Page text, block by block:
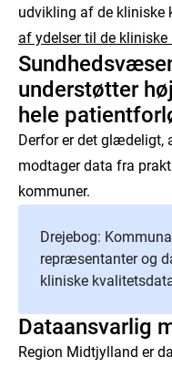
udvikling af de kliniske
af ydelser til de
understøtter
hele
Derfor er det glædeligt,
modtager data fra
kommuner.
Drejebog:
repræsentanter og
kliniske
Dataansvarlig
Region Midtjylland er